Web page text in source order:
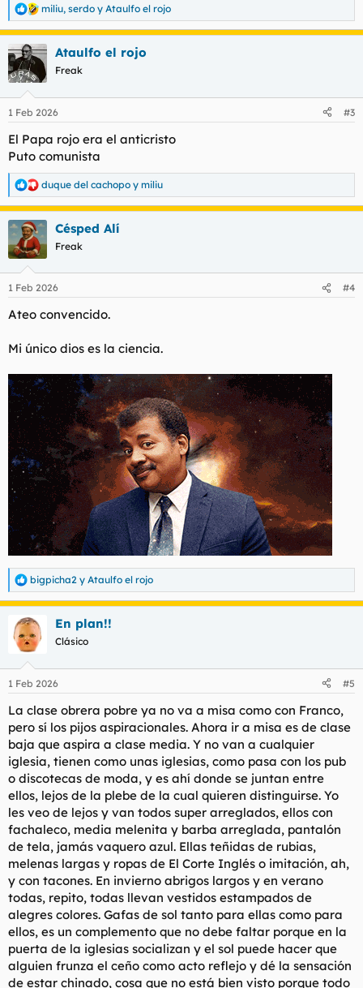
R
e
a
c
c
i
e
:
miliu, serdo y Ataulfo el rojo
Ataulfo el rojo
Freak
1 Feb 2026 #3
El Papa rojo era el anticristo
Puto comunista
R
e
a
c
c
i
e
:
duque del cachopo y miliu
Césped Alí
Freak
1 Feb 2026 #4
Ateo convencido.
Mi único dios es la ciencia.
R
e
a
c
c
e
:
bigpicha2 y Ataulfo el rojo
En plan!!
Clásico
1 Feb 2026 #5
La clase obrera pobre ya no va a misa como con Franco,
pero sí los pijos aspiracionales. Ahora ir a misa es de clase
baja que aspira a clase media. Y no van a cualquier
iglesia, tienen como unas iglesias, como pasa con los pub
o discotecas de moda, y es ahí donde se juntan entre
ellos, lejos de la plebe de la cual quieren distinguirse. Yo
les veo de lejos y van todos super arreglados, ellos con
fachaleco, media melenita y barba arreglada, pantalón
de tela, jamás vaquero azul. Ellas teñidas de rubias,
melenas largas y ropas de El Corte Inglés o imitación, ah,
y con tacones. En invierno abrigos largos y en verano
todas, repito, todas llevan vestidos estampados de
alegres colores. Gafas de sol tanto para ellas como para
ellos, es un complemento que no debe faltar porque en la
puerta de la iglesias socializan y el sol puede hacer que
alguien frunza el ceño como acto reflejo y dé la sensación
de estar chinado, cosa que no está bien visto porque todo